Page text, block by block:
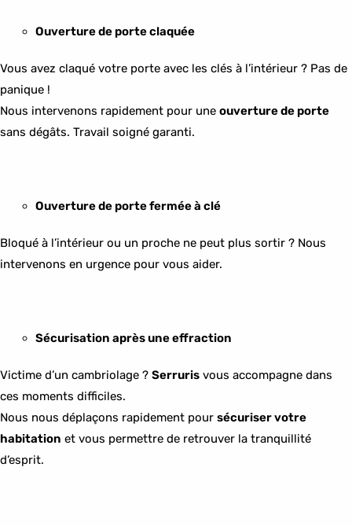
Ouverture de porte claquée
Vous avez claqué votre porte avec les clés à l’intérieur ? Pas de
panique !
Nous intervenons rapidement pour une ouverture de porte
sans dégâts. Travail soigné garanti.
Ouverture de porte fermée à clé
Bloqué à l’intérieur ou un proche ne peut plus sortir ? Nous
intervenons en urgence pour vous aider.
Sécurisation après une effraction
Victime d’un cambriolage ? Serruris vous accompagne dans
ces moments difficiles.
Nous nous déplaçons rapidement pour sécuriser votre
habitation et vous permettre de retrouver la tranquillité
d’esprit.